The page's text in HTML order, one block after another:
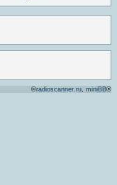
©radioscanner.ru, miniBB®